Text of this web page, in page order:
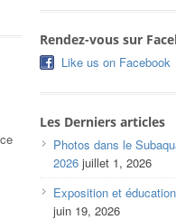
Rendez-vous sur
Like us on Facebook
Les Derniers articles
Photos dans le
2026 juillet 1, 2026
Exposition et
juin 19, 2026